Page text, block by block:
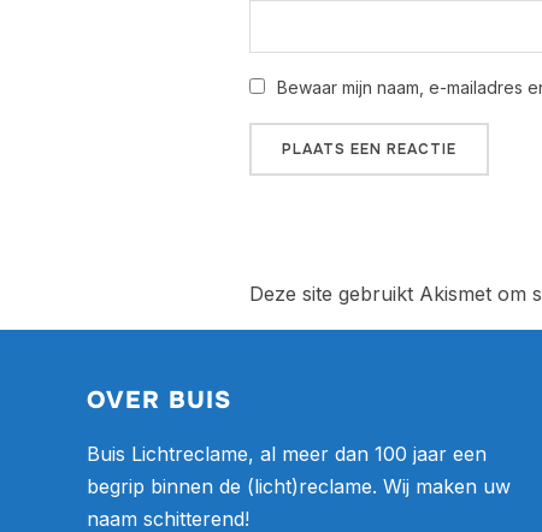
Bewaar mijn naam, e-mailadres
Deze site gebruikt Akismet om
OVER BUIS
Buis Lichtreclame, al meer dan 100 jaar een
begrip binnen de (licht)reclame. Wij maken uw
naam schitterend!